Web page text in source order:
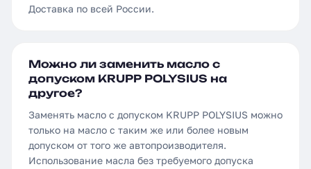
Доставка по всей России.
Можно ли заменить масло с
допуском KRUPP POLYSIUS на
другое?
Заменять масло с допуском KRUPP POLYSIUS можно
только на масло с таким же или более новым
допуском от того же автопроизводителя.
Использование масла без требуемого допуска